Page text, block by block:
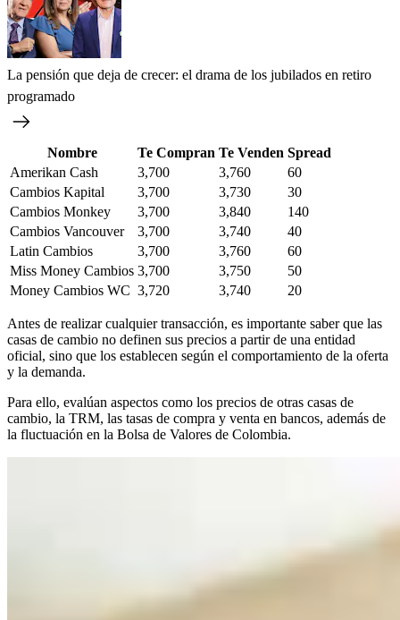
La pensión que deja de crecer: el drama de los jubilados en retiro
programado
Nombre Te Compran Te Venden Spread
Amerikan Cash
3,700 3,760
60
Cambios Kapital
3,700 3,730
30
Cambios Monkey
3,700 3,840
140
Cambios Vancouver
3,700 3,740
40
Latin Cambios
3,700 3,760
60
Miss Money Cambios 3,700 3,750
50
Money Cambios WC 3,720 3,740 20
Antes de realizar cualquier transacción, es importante saber que las
casas de cambio no definen sus precios a partir de una entidad
oficial, sino que los establecen según el comportamiento de la oferta
y la demanda.
Para ello, evalúan aspectos como los precios de otras casas de
cambio, la TRM, las tasas de compra y venta en bancos, además de
la fluctuación en la Bolsa de Valores de Colombia.